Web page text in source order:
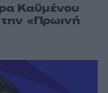
Καϋμένου
«Πρωινή